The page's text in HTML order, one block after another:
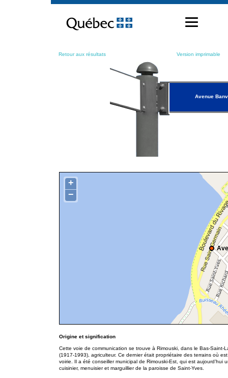
contenu
Retour aux résultats Version imprimable
Avenue
+
−
Origine et signification
Cette voie de communication se trouve à Rimouski, dans le Bas-Saint-
(1917-1993), agriculteur. Ce dernier était propriétaire des terrains où
voirie. Il a été conseiller municipal de Rimouski-Est, qui est
cuisinier, menuisier et marguillier de la paroisse de Saint-Yves.